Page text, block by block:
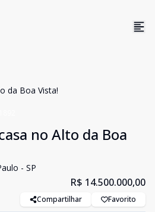
da Boa Vista!
no Alto da Boa
- SP
R$ 14.500.000,00
Compartilhar Favorito